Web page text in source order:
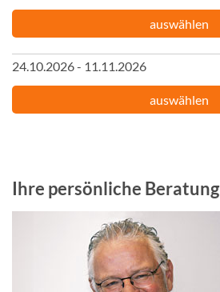
auswählen
24.10.2026 - 11.11.2026
auswählen
Ihre persönliche Beratung